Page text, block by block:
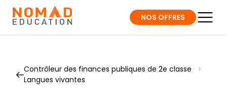
NOS OFFRES
Contrôleur des finances publiques de 2e classe
>
Langues vivantes